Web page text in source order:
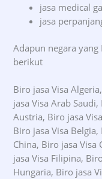
jasa medical
jasa
Adapun negara
berikut
Biro jasa Visa
jasa Visa Arab
Austria, Biro jasa
Biro jasa Visa
China, Biro jasa Visa
jasa Visa Filipina,
Hungaria, Biro jasa